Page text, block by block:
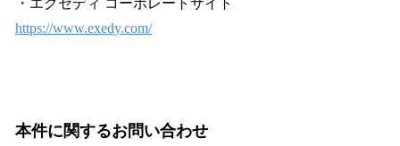
・エクセディ コーポレートサイト
https://www.exedy.com/
本件に関するお問い合わせ